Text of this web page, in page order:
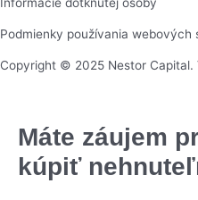
Informácie dotknutej osoby
Podmienky používania webových
Copyright © 2025 Nestor Capital.
Máte záujem
kúpiť